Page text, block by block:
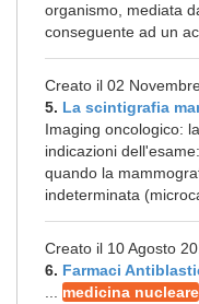
organismo, mediata
conseguente ad un
Creato il 02
5. La scintigrafia
Imaging oncologico:
indicazioni
quando la
indeterminata
Creato il 10 Agosto
6. Farmaci
medicina nucleare